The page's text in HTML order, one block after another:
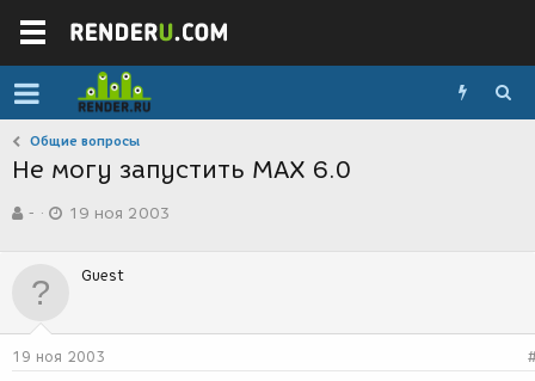
Общие вопросы
Не могу запустить MAX 6.0
в
р
м
-
а
д
19 ноя 2003
Guest
19 ноя 2003